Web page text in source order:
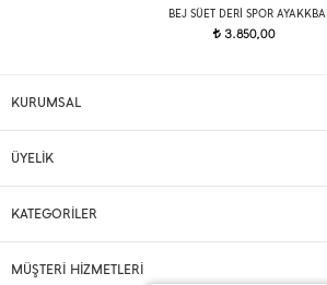
BEJ SÜET DERI SPOR AYAKKBAI
t3.850,00
KURUMSAL
ÜYELİK
KATEGORİLER
MÜŞTERİ HİZMETLERİ